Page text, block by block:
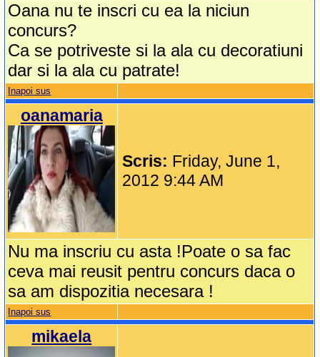
Oana nu te inscri cu ea la niciun
concurs?
Ca se potriveste si la ala cu decoratiuni
dar si la ala cu patrate!
Inapoi sus
oanamaria
Scris: Friday, June 1,
2012 9:44 AM
Nu ma inscriu cu asta !Poate o sa fac
ceva mai reusit pentru concurs daca o
sa am dispozitia necesara !
Inapoi sus
mikaela